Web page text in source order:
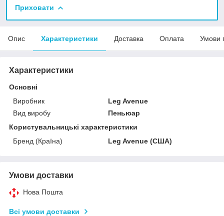
Приховати
Опис Характеристики Доставка Оплата Умови
Характеристики
Основні
Виробник
Leg Avenue
Вид виробу
Пеньюар
Користувальницькі характеристики
Бренд (Країна)
Leg Avenue (США)
Умови доставки
Нова Пошта
Всі умови доставки